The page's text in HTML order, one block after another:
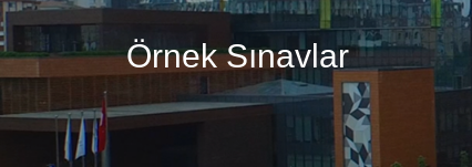
Örnek Sınavlar